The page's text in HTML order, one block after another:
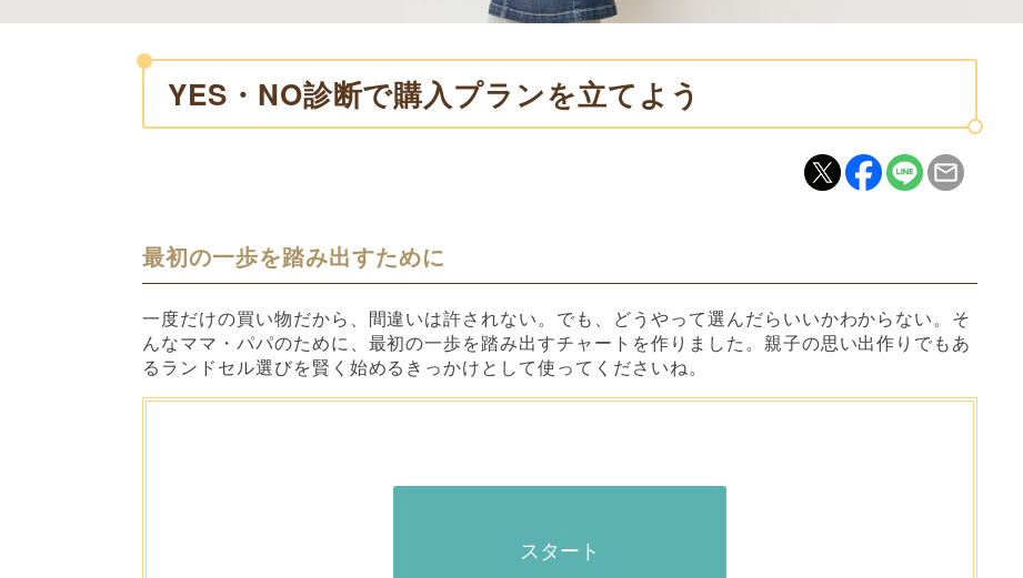
YES・NO診断で購入プランを立てよう
最初の一歩を踏み出すために
一度だけの買い物だから、間違いは許されない。でも、どうやって選んだらいいかわからない。そ
んなママ・パパのために、最初の一歩を踏み出すチャートを作りました。親子の思い出作りでもあ
るランドセル選びを賢く始めるきっかけとして使ってくださいね。